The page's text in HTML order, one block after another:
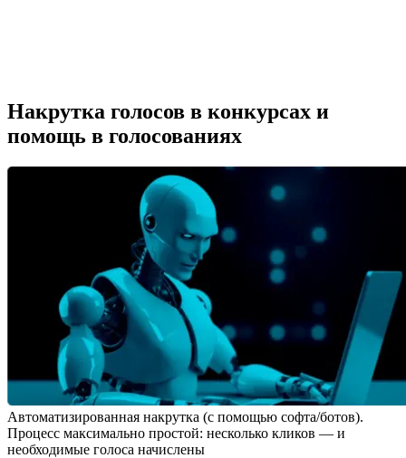
Накрутка голосов в конкурсах и
помощь в голосованиях
Автоматизированная накрутка (c помощью софта/ботов).
Процесс максимально простой: несколько кликов — и
необходимые голоса начислены